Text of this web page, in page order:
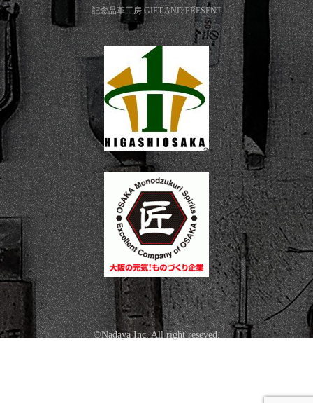
記念品革工房 GIFT AND PRESENT
©Nadaya Inc. All right reseved.